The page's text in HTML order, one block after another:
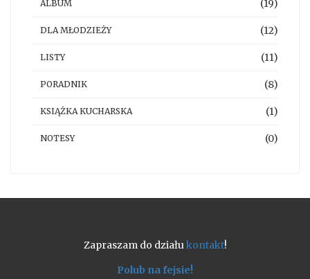
ALBUM (19)
DLA MŁODZIEŻY (12)
LISTY (11)
PORADNIK (8)
KSIĄŻKA KUCHARSKA (1)
NOTESY (0)
Zapraszam do działukontakt!
Polub na fejsie!